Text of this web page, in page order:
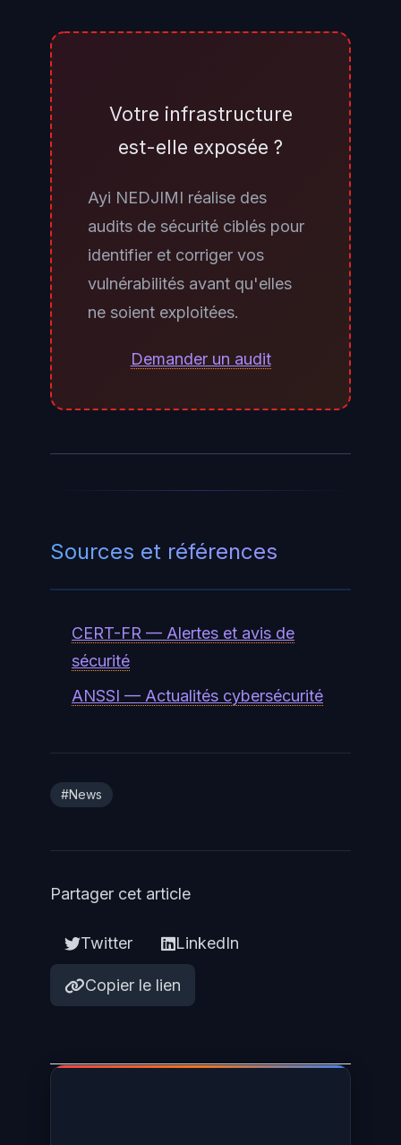
endpoints PIA contenant des
des appels vers des services
SOAP/REST non documentés.
Vérifiez vos logs WAF pour des
60 derniers jours. Cherchez des
fichiers récemment créés ou
modifiés dans les répertoires de
de doute, mandatez une
préserver les traces d'une
Votre infrastructure
est-elle exposée ?
Ayi NEDJIMI réalise des
audits de sécurité ciblés pour
identifier et corriger vos
vulnérabilités avant qu'elles
ne soient exploitées.
Demander un audit
Sources et références
CERT-FR — Alertes et avis de
sécurité
ANSSI — Actualités cybersécurité
#News
Partager cet article
Twitter LinkedIn
Copier le lien